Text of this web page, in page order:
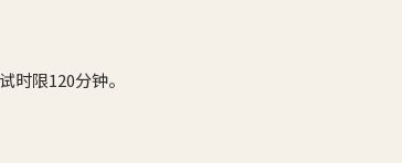
时限120分钟。